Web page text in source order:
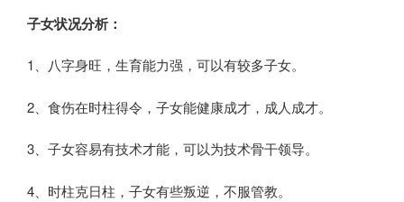
子女状况分析：
1、八字身旺，生育能力强，可以有较多子女。
2、食伤在时柱得令，子女能健康成才，成人成才。
3、子女容易有技术才能，可以为技术骨干领导。
4、时柱克日柱，子女有些叛逆，不服管教。